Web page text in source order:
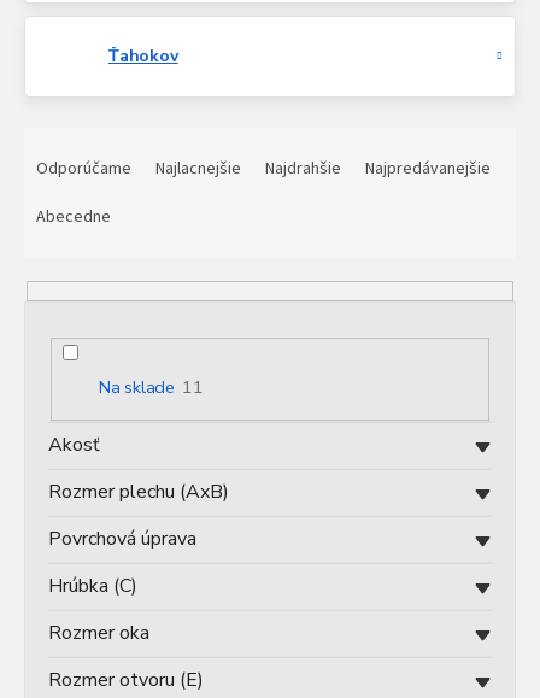
Ťahokov
e
Odporúčame Najlacnejšie Najdrahšie
Najpredávanejšie
Abecedne
Na sklade 11
Akosť
Hrúbka (C)
Povrchová úprava
Rozmer oka
Rozmer otvoru (E)
Rozmer plechu (AxB)